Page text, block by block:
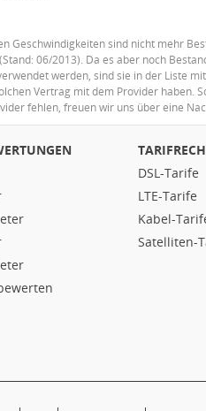
Geschwindigkeiten sind nicht mehr
06/2013). Da es aber noch
werden, sind sie in der Liste
Vertrag mit dem Provider haben.
fehlen, freuen wir uns über eine
DSL-Tarife
LTE-Tarife
Kabel-
Satelliten-